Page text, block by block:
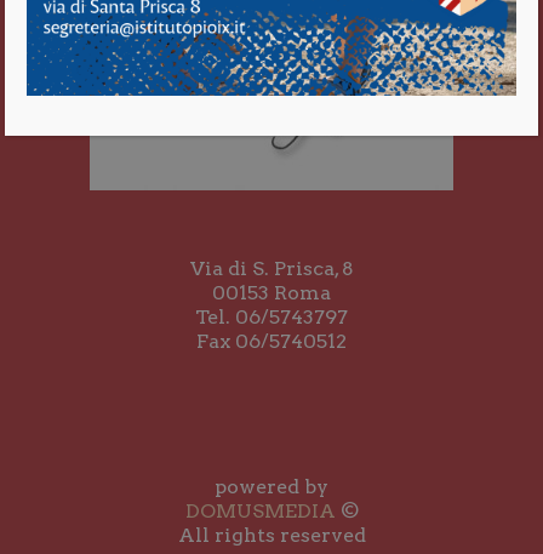
Via di S. Prisca, 8
00153 Roma
Tel. 06/5743797
Fax 06/5740512
powered by
DOMUSMEDIA ©
All rights reserved